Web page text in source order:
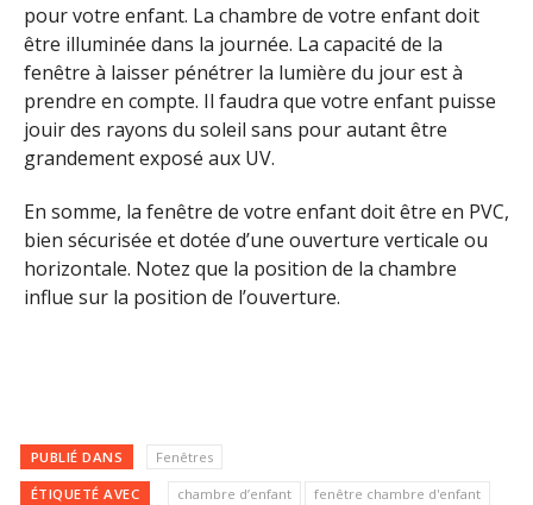
pour votre enfant. La chambre de votre enfant doit
être illuminée dans la journée. La capacité de la
fenêtre à laisser pénétrer la lumière du jour est à
prendre en compte. Il faudra que votre enfant puisse
jouir des rayons du soleil sans pour autant être
grandement exposé aux UV.
En somme, la fenêtre de votre enfant doit être en PVC,
bien sécurisée et dotée d’une ouverture verticale ou
horizontale. Notez que la position de la chambre
influe sur la position de l’ouverture.
PUBLIÉ DANS Fenêtres
ÉTIQUETÉ AVEC chambre d’enfant
fenêtre chambre d'enfant